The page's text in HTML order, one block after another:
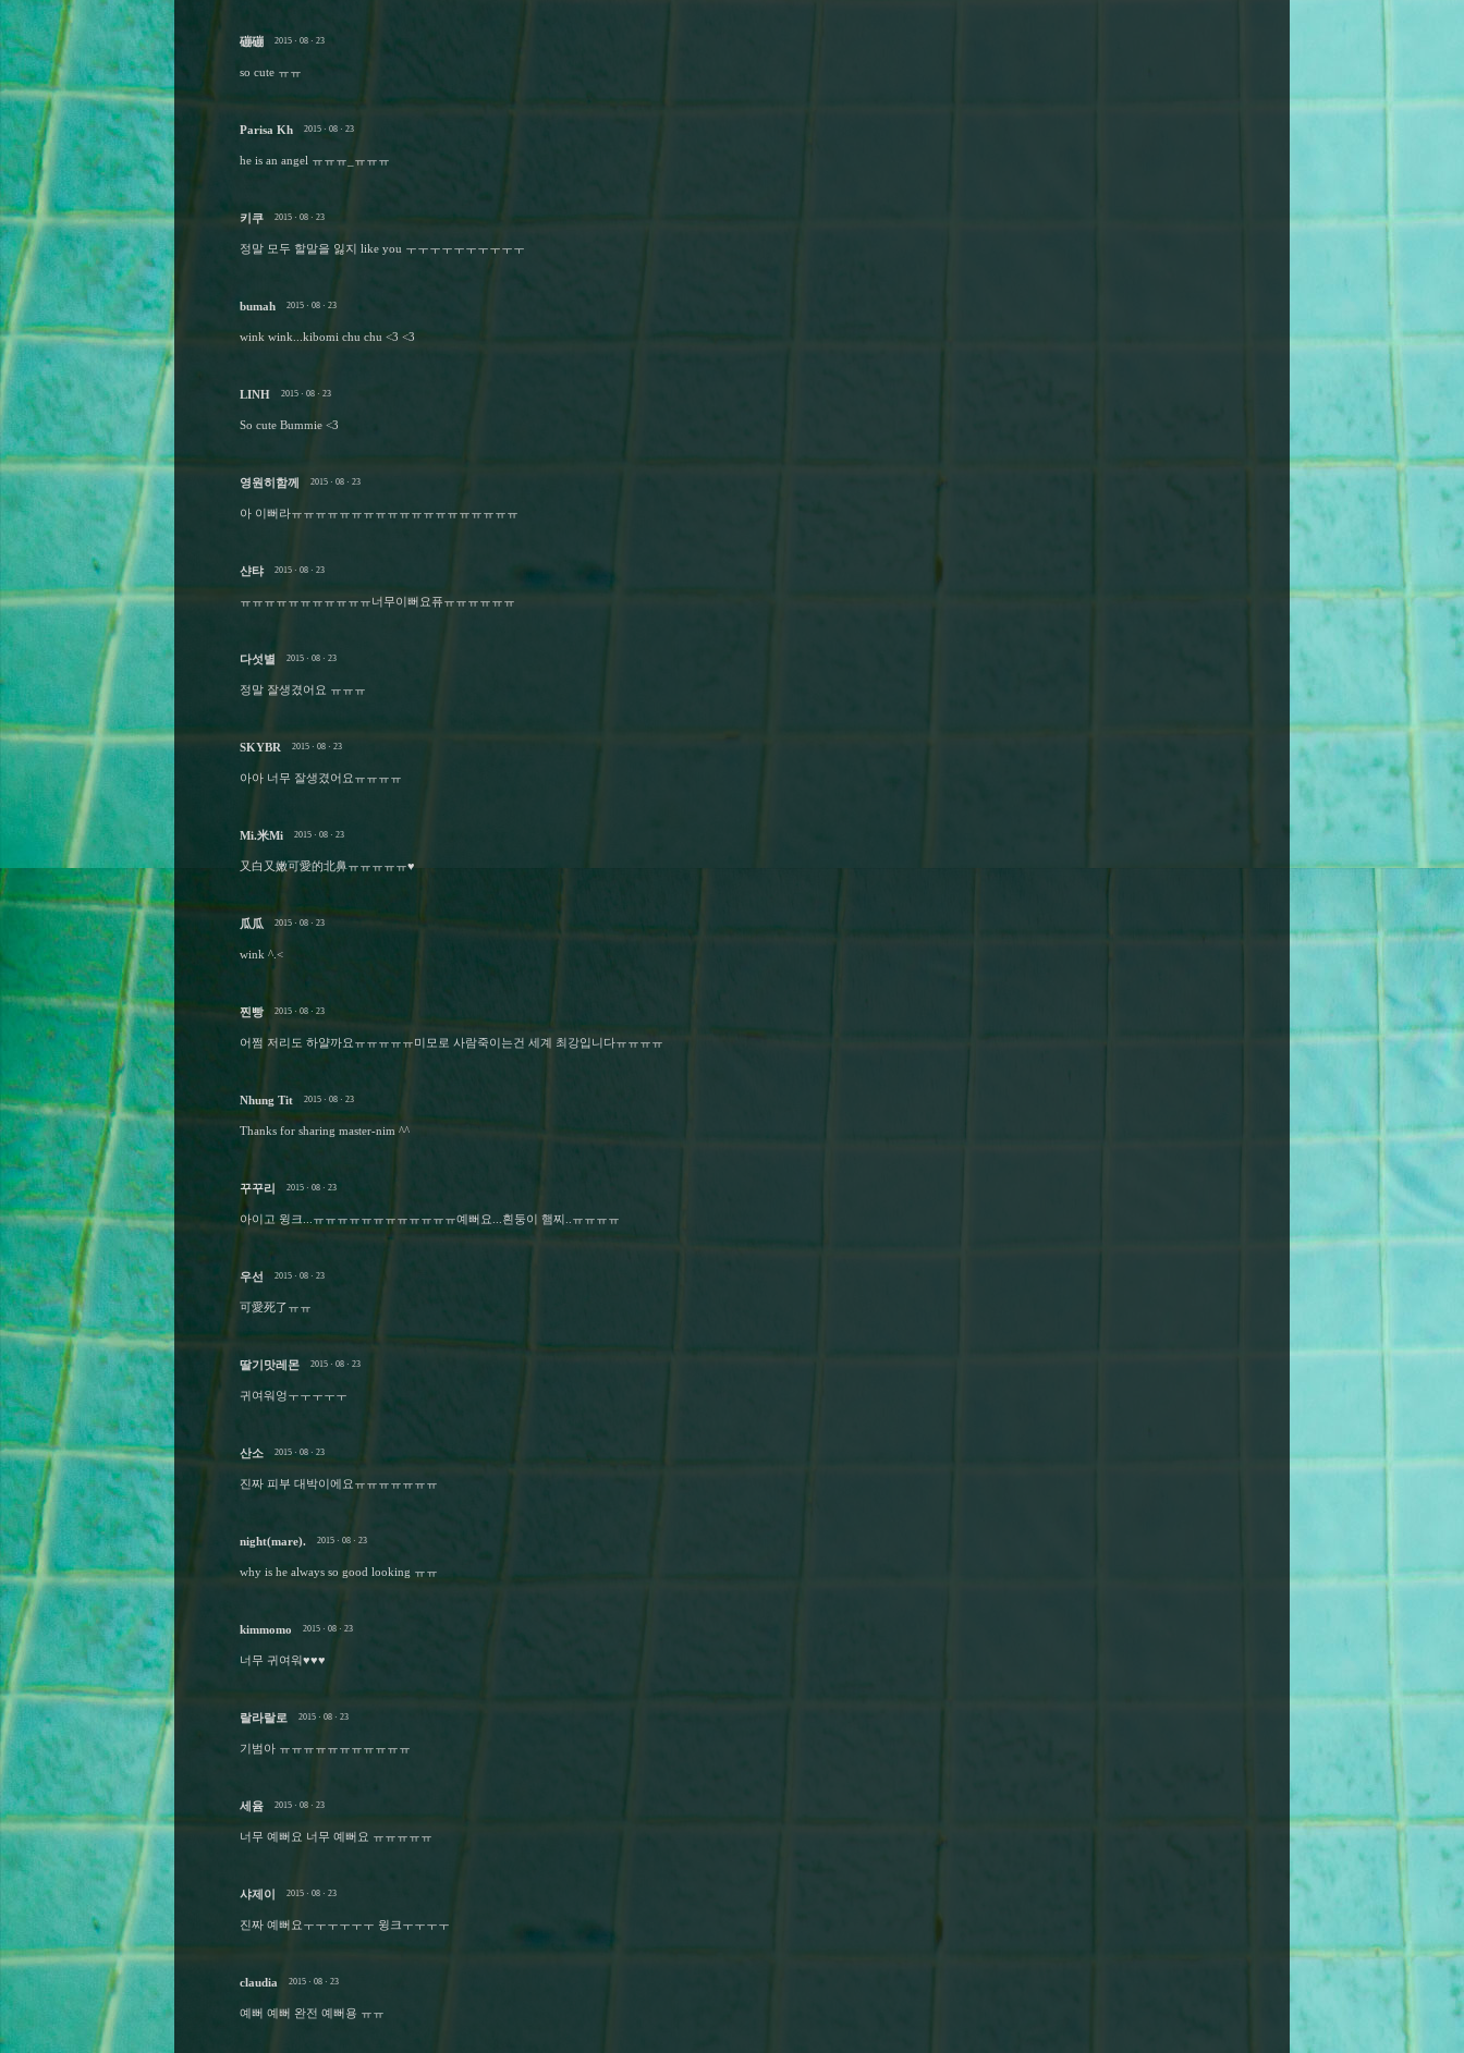
磞磞 2015 · 08 · 23
so cute ㅠㅠ
Parisa Kh 2015 · 08 · 23
he is an angel ㅠㅠㅠ_ㅠㅠㅠ
키쿠 2015 · 08 · 23
정말 모두 할말을 잃지 like you ㅜㅜㅜㅜㅜㅜㅜㅜㅜㅜ
bumah 2015 · 08 · 23
wink wink...kibomi chu chu <3 <3
LINH 2015 · 08 · 23
So cute Bummie <3
영원히함께 2015 · 08 · 23
아 이뻐라ㅠㅠㅠㅠㅠㅠㅠㅠㅠㅠㅠㅠㅠㅠㅠㅠㅠㅠㅠ
샨탸 2015 · 08 · 23
ㅠㅠㅠㅠㅠㅠㅠㅠㅠㅠㅠ너무이뻐요퓨ㅠㅠㅠㅠㅠㅠ
다섯별 2015 · 08 · 23
정말 잘생겼어요 ㅠㅠㅠ
SKYBR 2015 · 08 · 23
아아 너무 잘생겼어요ㅠㅠㅠㅠ
Mi.米Mi 2015 · 08 · 23
又白又嫩可愛的北鼻ㅠㅠㅠㅠㅠ♥
瓜瓜 2015 · 08 · 23
wink ^.<
찐빵 2015 · 08 · 23
어쩜 저리도 하얄까요ㅠㅠㅠㅠㅠ미모로 사람죽이는건 세계 최강입니다ㅠㅠㅠㅠ
Nhung Tit 2015 · 08 · 23
Thanks for sharing master-nim ^^
꾸꾸리 2015 · 08 · 23
아이고 윙크...ㅠㅠㅠㅠㅠㅠㅠㅠㅠㅠㅠㅠ예뻐요...흰둥이 햄찌..ㅠㅠㅠㅠ
우선 2015 · 08 · 23
可愛死了ㅠㅠ
딸기맛레몬 2015 · 08 · 23
귀여워엉ㅜㅜㅜㅜㅜ
산소 2015 · 08 · 23
진짜 피부 대박이에요ㅠㅠㅠㅠㅠㅠㅠ
night(mare). 2015 · 08 · 23
why is he always so good looking ㅠㅠ
kimmomo 2015 · 08 · 23
너무 귀여워♥♥♥
랄라랄로 2015 · 08 · 23
기범아 ㅠㅠㅠㅠㅠㅠㅠㅠㅠㅠㅠ
세윰 2015 · 08 · 23
너무 예뻐요 너무 예뻐요 ㅠㅠㅠㅠㅠ
샤제이 2015 · 08 · 23
진짜 예뻐요ㅜㅜㅜㅜㅜㅜ 윙크ㅜㅜㅜㅜ
claudia 2015 · 08 · 23
예뻐 예뻐 완전 예뻐용 ㅠㅠ